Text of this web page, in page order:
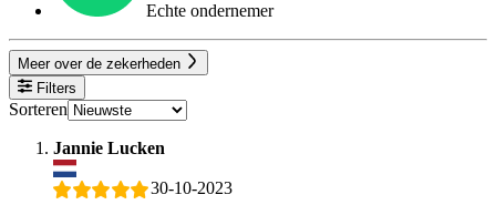
Echte ondernemer
Meer over de zekerheden
Filters
Sorteren
Jannie Lucken
30-10-2023